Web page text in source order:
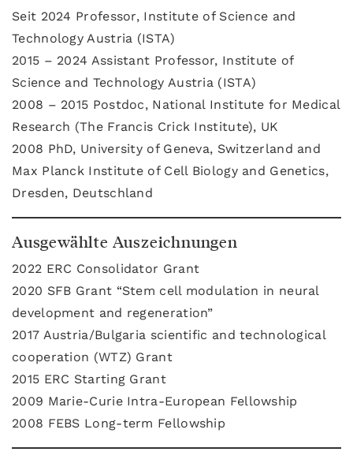
Seit 2024 Professor, Institute of Science and
Technology Austria (ISTA)
2015 – 2024 Assistant Professor, Institute of
Science and Technology Austria (ISTA)
2008 – 2015 Postdoc, National Institute for Medical
Research (The Francis Crick Institute), UK
2008 PhD, University of Geneva, Switzerland and
Max Planck Institute of Cell Biology and Genetics,
Dresden, Deutschland
Ausgewählte Auszeichnungen
2022 ERC Consolidator Grant
2020 SFB Grant “Stem cell modulation in neural
development and regeneration”
2017 Austria/Bulgaria scientific and technological
cooperation (WTZ) Grant
2015 ERC Starting Grant
2009 Marie-Curie Intra-European Fellowship
2008 FEBS Long-term Fellowship